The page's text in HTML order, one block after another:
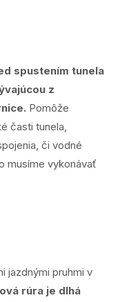
spustením tunela
z
Pomôže
časti tunela,
či vodné
musíme vykonávať
jazdnými pruhmi v
rúra je dlhá